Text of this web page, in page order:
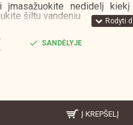
įmasažuokite nedidelį
šiltu vandeniu
SANDĖLYJE
Į KREPŠELĮ